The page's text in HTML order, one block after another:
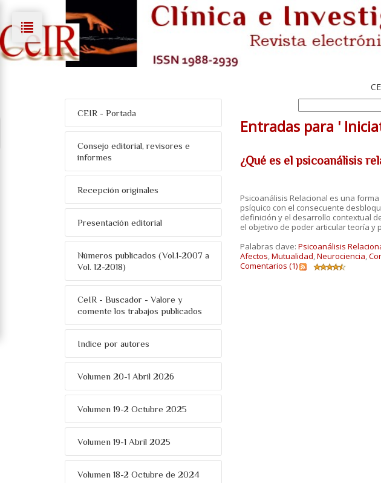
CEIR - Portada
Consejo editorial, revisores e
informes
Recepción originales
Presentación editorial
Números publicados (Vol.1-2007 a
Vol. 12-2018)
CeIR - Buscador - Valore y
comente los trabajos publicados
Indice por autores
Volumen 20-1 Abril 2026
Volumen 19-2 Octubre 2025
Volumen 19-1 Abril 2025
Volumen 18-2 Octubre de 2024
Entradas para '
¿Qué es el psicoanálisis
Psicoanálisis Relacional es una
psíquico con el consecuente
definición y el desarrollo contextual
el objetivo de poder articular teoría y
Palabras clave: Psicoanálisis
Afectos,Mutualidad,Neurociencia,
Comentarios (1)